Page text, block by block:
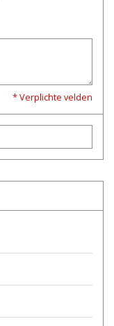
* Verplichte velden